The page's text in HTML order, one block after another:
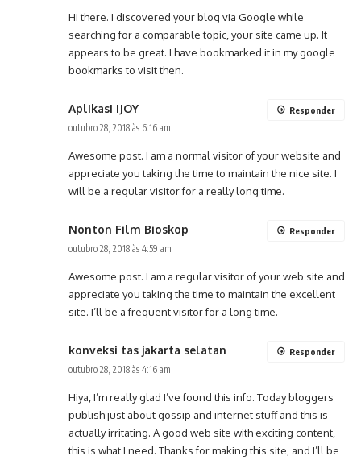
Hi there. I discovered your blog via Google while
searching for a comparable topic, your site came up. It
appears to be great. I have bookmarked it in my google
bookmarks to visit then.
Aplikasi IJOY
outubro 28, 2018 às 6:16 am
Awesome post. I am a normal visitor of your website and
appreciate you taking the time to maintain the nice site. I
will be a regular visitor for a really long time.
Responder
Nonton Film Bioskop
outubro 28, 2018 às 4:59 am
Awesome post. I am a regular visitor of your web site and
appreciate you taking the time to maintain the excellent
site. I’ll be a frequent visitor for a long time.
Responder
konveksi tas jakarta selatan
outubro 28, 2018 às 4:16 am
Hiya, I’m really glad I’ve found this info. Today bloggers
publish just about gossip and internet stuff and this is
actually irritating. A good web site with exciting content,
this is what I need. Thanks for making this site, and I’ll be
Responder